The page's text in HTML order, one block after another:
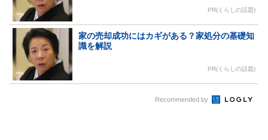
PR(くらしの話題)
家の売却成功にはカギがある？家処分の基礎知
識を解説
PR(くらしの話題)
Recommended by